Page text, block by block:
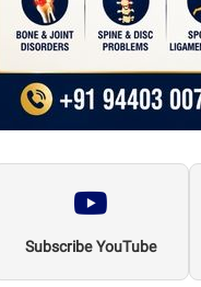
Subscribe YouTube